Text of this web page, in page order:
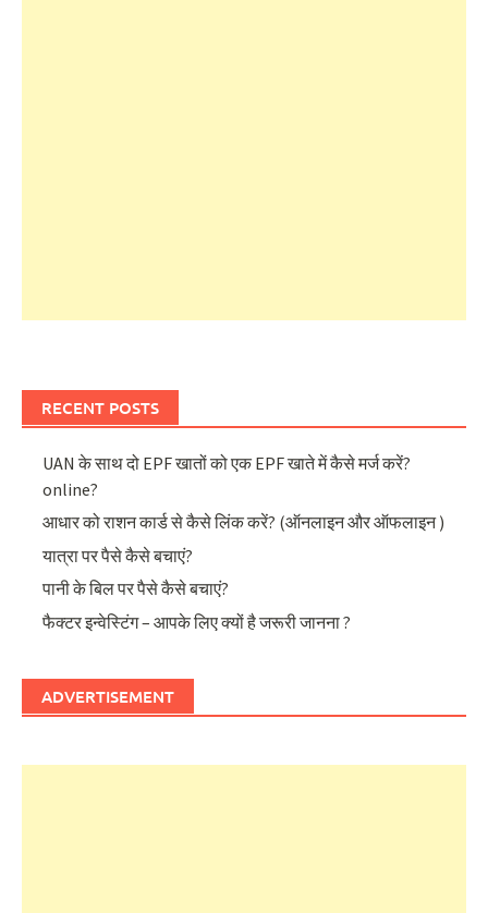
RECENT POSTS
UAN के साथ दो EPF खातों को एक EPF खाते में कैसे मर्ज करें?
online?
आधार को राशन कार्ड से कैसे लिंक करें? (ऑनलाइन और ऑफलाइन )
यात्रा पर पैसे कैसे बचाएं?
पानी के बिल पर पैसे कैसे बचाएं?
फैक्टर इन्वेस्टिंग – आपके लिए क्यों है जरूरी जानना ?
ADVERTISEMENT